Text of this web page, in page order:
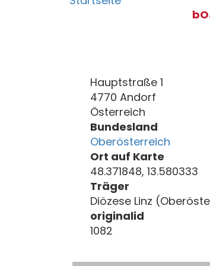
Hauptstraße 1
4770 Andorf
Österreich
Bundesland
Oberösterreich
Ort auf Karte
48.371848, 13.580333
Träger
Diözese Linz
originalid
1082